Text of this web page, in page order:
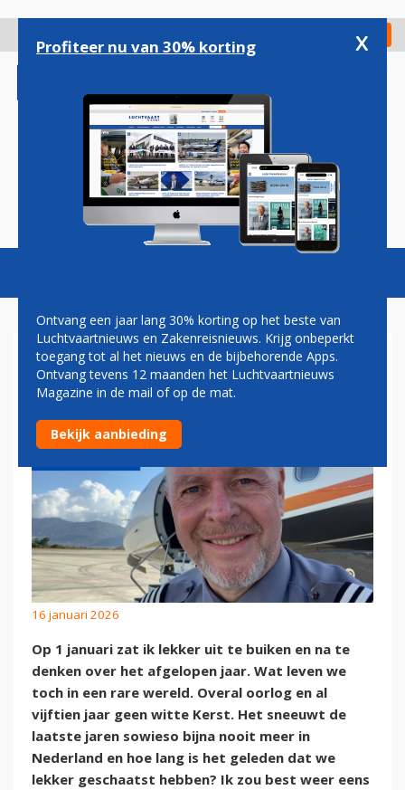
gaan
Check in
Magazine Podcasts Vacatures
INGESNEEUWD
16 januari 2026
Op 1 januari zat ik lekker uit te buiken en na te
denken over het afgelopen jaar. Wat leven we
toch in een rare wereld. Overal oorlog en al
vijftien jaar geen witte Kerst. Het sneeuwt de
laatste jaren sowieso bijna nooit meer in
Nederland en hoe lang is het geleden dat we
lekker geschaatst hebben? Ik zou best weer eens
Profiteer nu van 30% korting x
Ontvang een jaar lang 30% korting op het beste van
Luchtvaartnieuws en Zakenreisnieuws. Krijg onbeperkt
toegang tot al het nieuws en de bijbehorende Apps.
Ontvang tevens 12 maanden het Luchtvaartnieuws
Magazine in de mail of op de mat.
Bekijk aanbieding